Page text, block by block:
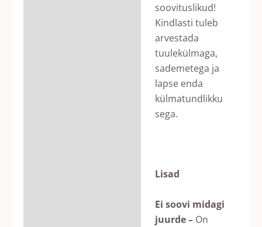
soovituslikud!
Kindlasti tuleb
arvestada
tuulekülmaga,
sademetega ja
lapse enda
külmatundlikku
sega.
Lisad
Ei soovi midagi
juurde – On